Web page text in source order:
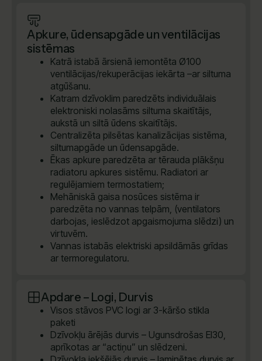
Apkure, ūdensapgāde un ventilācijas
sistēmas
Katrā istabā ārsienā iemontēta Ø100
ventilācijas/rekuperācijas iekārta –ar siltuma
atgūšanu.
Katram dzīvoklim paredzēts individuālais
elektroniski nolasāms siltuma skaitītājs,
aukstā un siltā ūdens skaitītājs.
Centralizēta pilsētas kanalizācijas sistēma,
siltumapgāde un ūdensapgāde.
Ēkas apkure paredzēta ar tērauda plākšņu
radiatoru apkures sistēmu. Radiatori ar
regulējamiem termostatiem;
Mehāniskā gaisa nosūces sistēma ir
paredzēta no vannas telpām, (ventilators
darbojas, ieslēdzot apgaismojuma slēdzi) un
virtuvēm.
Vannas istabās elektriski apsildāmās grīdas
ar termoregulatoru.
Apdare – Logi, Durvis
Visos stāvos PVC logi ar 3-kāršo stikla
paketi
Dzīvokļu ārējās durvis – Ugunsdrošas EI30,
aprīkotas ar “actiņu” un slēdzeni.